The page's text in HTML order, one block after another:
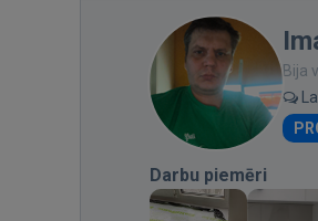
Bija
Darbu piemēri